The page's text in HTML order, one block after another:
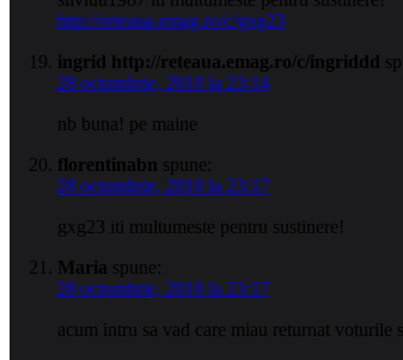
http://reteaua.emag.ro/c/gxg23
ingrid http://reteaua.emag.ro/c/ingriddd
28 octombrie, 2010 la 23:14
nb buna! pe maine
florentinabn spune:
28 octombrie, 2010 la 23:17
gxg23 iti multumeste pentru sustinere!
Maria spune:
28 octombrie, 2010 la 23:17
acum intru sa vad care miau returnat voturile